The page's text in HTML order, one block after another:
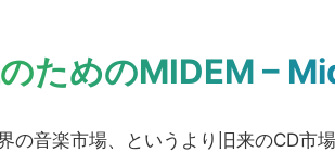
ためのMIDEM –
の音楽市場、というより旧来のCD